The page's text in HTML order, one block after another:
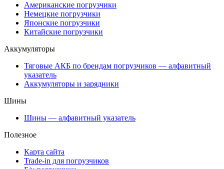
Американские погрузчики
Немецкие погрузчики
Японские погрузчики
Китайские погрузчики
Аккумуляторы
Тяговые АКБ по брендам погрузчиков — алфавитный
указатель
Аккумуляторы и зарядники
Шины
Шины — алфавитный указатель
Полезное
Карта сайта
Trade-in для погрузчиков